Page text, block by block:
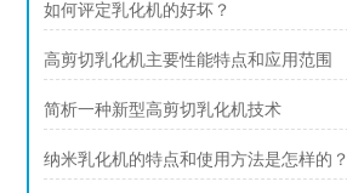
如何评定乳化机的好坏？
高剪切乳化机主要性能特点和应用范围
简析一种新型高剪切乳化机技术
纳米乳化机的特点和使用方法是怎样的？